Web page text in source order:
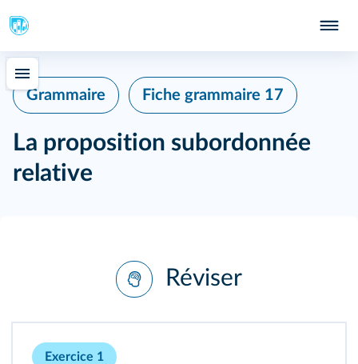
Grammaire Fiche grammaire 17
La proposition subordonnée
relative
Réviser
Exercice 1